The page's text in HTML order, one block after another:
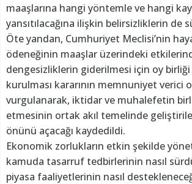
maaşlarına hangi yöntemle ve hangi
yansıtılacağına ilişkin belirsizliklerin de
Öte yandan, Cumhuriyet Meclisi’nin
ödeneğinin maaşlar üzerindeki
dengesizliklerin giderilmesi için oy
kurulması kararının memnuniyet verici
vurgulanarak, iktidar ve muhalefetin
etmesinin ortak akıl temelinde
önünü açacağı kaydedildi.
Ekonomik zorlukların etkin şekilde
kamuda tasarruf tedbirlerinin nasıl
piyasa faaliyetlerinin nasıl